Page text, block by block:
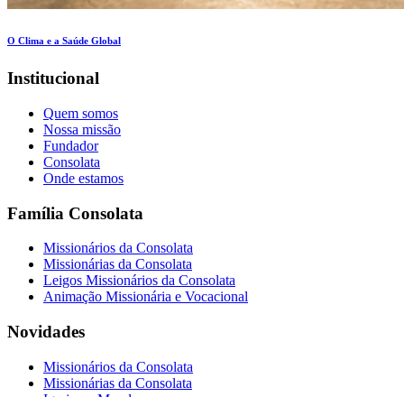
O Clima e a Saúde Global
Institucional
Quem somos
Nossa missão
Fundador
Consolata
Onde estamos
Família Consolata
Missionários da Consolata
Missionárias da Consolata
Leigos Missionários da Consolata
Animação Missionária e Vocacional
Novidades
Missionários da Consolata
Missionárias da Consolata